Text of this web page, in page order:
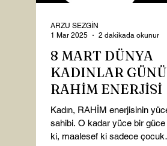
8 MART DÜNYA
KADINLAR GÜNÜ VE
RAHİM ENERJİSİ
Kadın, RAHİM enerjisinin yüce
sahibi. O kadar yüce bir güce sahip
ki, maalesef ki sadece çocuk
ARZU SEZGİN
1 Mar 2025
2 dakikada okunur